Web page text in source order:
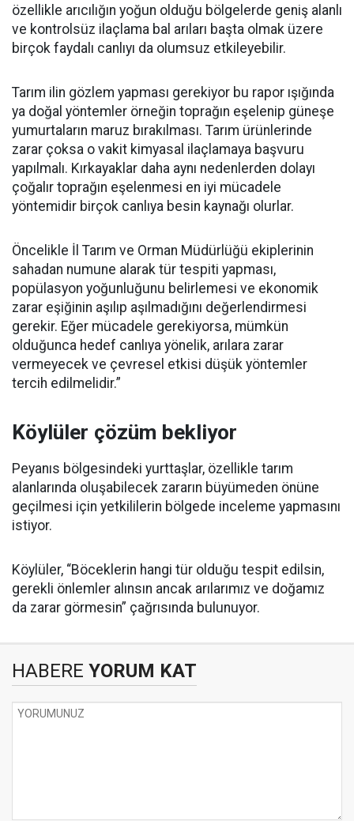
özellikle arıcılığın yoğun olduğu bölgelerde geniş alanlı
ve kontrolsüz ilaçlama bal arıları başta olmak üzere
birçok faydalı canlıyı da olumsuz etkileyebilir.
Tarım ilin gözlem yapması gerekiyor bu rapor ışığında
ya doğal yöntemler örneğin toprağın eşelenip güneşe
yumurtaların maruz bırakılması. Tarım ürünlerinde
zarar çoksa o vakit kimyasal ilaçlamaya başvuru
yapılmalı. Kırkayaklar daha aynı nedenlerden dolayı
çoğalır toprağın eşelenmesi en iyi mücadele
yöntemidir birçok canlıya besin kaynağı olurlar.
Öncelikle İl Tarım ve Orman Müdürlüğü ekiplerinin
sahadan numune alarak tür tespiti yapması,
popülasyon yoğunluğunu belirlemesi ve ekonomik
zarar eşiğinin aşılıp aşılmadığını değerlendirmesi
gerekir. Eğer mücadele gerekiyorsa, mümkün
olduğunca hedef canlıya yönelik, arılara zarar
vermeyecek ve çevresel etkisi düşük yöntemler
tercih edilmelidir.”
Köylüler çözüm bekliyor
Peyanıs bölgesindeki yurttaşlar, özellikle tarım
alanlarında oluşabilecek zararın büyümeden önüne
geçilmesi için yetkililerin bölgede inceleme yapmasını
istiyor.
Köylüler, “Böceklerin hangi tür olduğu tespit edilsin,
gerekli önlemler alınsın ancak arılarımız ve doğamız
da zarar görmesin” çağrısında bulunuyor.
HABERE YORUM KAT